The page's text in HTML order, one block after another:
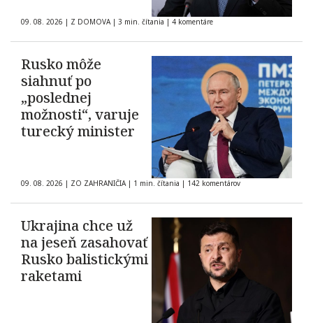
09. 08. 2026 | Z DOMOVA | 3 min. čítania | 4 komentáre
Rusko môže
siahnuť po
„poslednej
možnosti“, varuje
turecký minister
09. 08. 2026 | ZO ZAHRANIČIA | 1 min. čítania | 142 komentárov
Ukrajina chce už
na jeseň zasahovať
Rusko balistickými
raketami